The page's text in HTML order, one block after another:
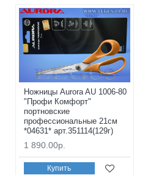
Ножницы Aurora AU 1006-80
"Профи Комфорт"
портновские
профессиональные 21см
*04631* арт.351114(129г)
1 890.00р.
Купить